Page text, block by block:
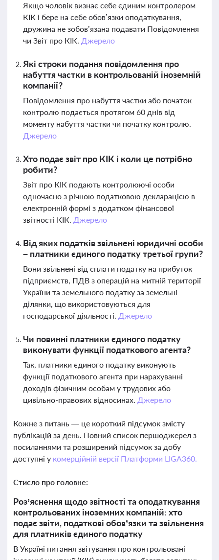
Якщо чоловік визнає себе єдиним контролером
КІК і бере на себе обов’язки оподаткування,
дружина не зобов’язана подавати Повідомлення
чи Звіт про КІК. Джерело
Які строки подання повідомлення про
набуття частки в контрольованій іноземній
компанії?
Повідомлення про набуття частки або початок
контролю подається протягом 60 днів від
моменту набуття частки чи початку контролю.
Джерело
Хто подає звіт про КІК і коли це потрібно
робити?
Звіт про КІК подають контролюючі особи
одночасно з річною податковою декларацією в
електронній формі з додатком фінансової
звітності КІК. Джерело
Від яких податків звільнені юридичні особи
– платники єдиного податку третьої групи?
Вони звільнені від сплати податку на прибуток
підприємств, ПДВ з операцій на митній території
України та земельного податку за земельні
ділянки, що використовуються для
господарської діяльності. Джерело
Чи повинні платники єдиного податку
виконувати функції податкового агента?
Так, платники єдиного податку виконують
функції податкового агента при нарахуванні
доходів фізичним особам у трудових або
цивільно-правових відносинах. Джерело
Кожне з питань — це короткий підсумок змісту
публікацій за день. Повний список першоджерел з
посиланнями та розширений підсумок за добу
доступні у комерційній версії Платформи LIGA360.
Стисло про головне:
Роз’яснення щодо звітності та оподаткування
контрольованих іноземних компаній: хто
подає звіти, податкові обов’язки та звільнення
для платників єдиного податку
В Україні питання звітування про контрольовані